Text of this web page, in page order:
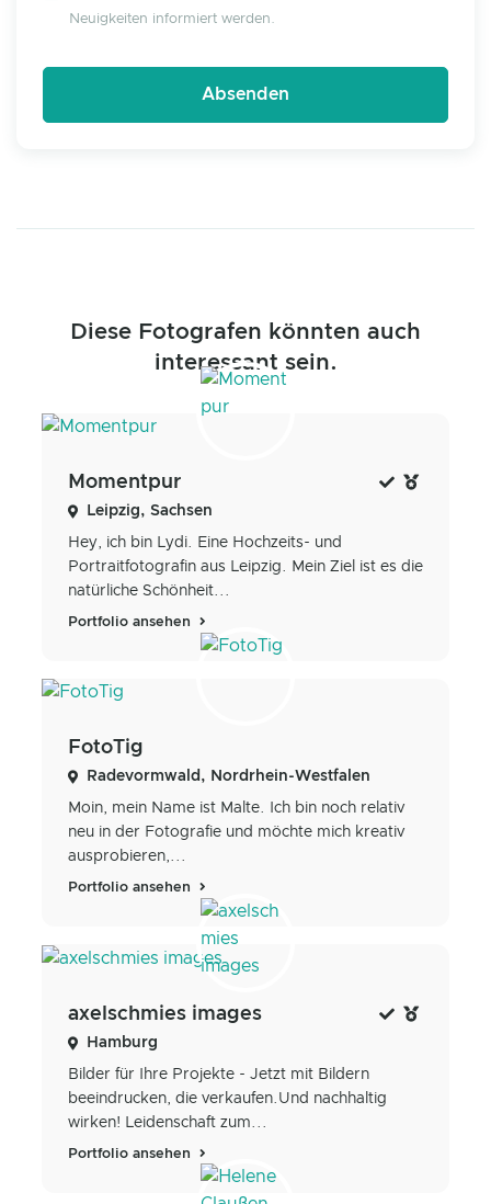
Neuigkeiten informiert werden.
Diese Fotografen könnten auch
interessant sein.
Momentpur
Leipzig, Sachsen
Hey, ich bin Lydi. Eine Hochzeits- und
Portraitfotografin aus Leipzig. Mein Ziel ist es die
natürliche Schönheit...
Portfolio ansehen
FotoTig
Radevormwald, Nordrhein-Westfalen
Moin, mein Name ist Malte. Ich bin noch relativ
neu in der Fotografie und möchte mich kreativ
ausprobieren,...
Portfolio ansehen
axelschmies images
Hamburg
Bilder für Ihre Projekte - Jetzt mit Bildern
beeindrucken, die verkaufen.Und nachhaltig
wirken! Leidenschaft zum...
Portfolio ansehen